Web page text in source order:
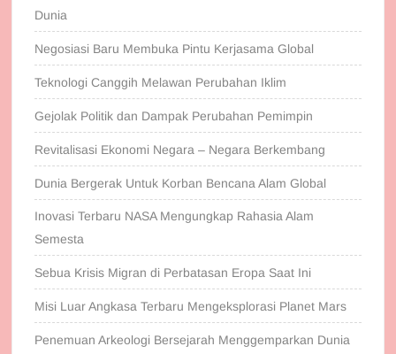
Dunia
Negosiasi Baru Membuka Pintu Kerjasama Global
Teknologi Canggih Melawan Perubahan Iklim
Gejolak Politik dan Dampak Perubahan Pemimpin
Revitalisasi Ekonomi Negara – Negara Berkembang
Dunia Bergerak Untuk Korban Bencana Alam Global
Inovasi Terbaru NASA Mengungkap Rahasia Alam
Semesta
Sebua Krisis Migran di Perbatasan Eropa Saat Ini
Misi Luar Angkasa Terbaru Mengeksplorasi Planet Mars
Penemuan Arkeologi Bersejarah Menggemparkan Dunia